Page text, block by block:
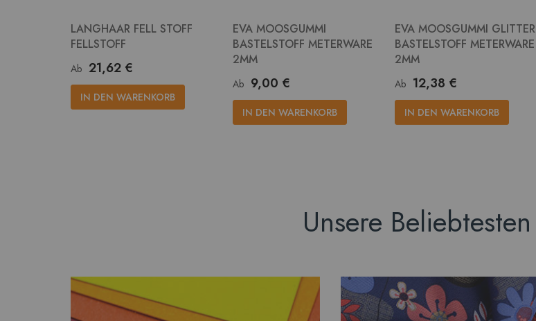
LANGHAAR FELL STOFF
FELLSTOFF
Ab 21,62 €
IN DEN WARENKORB
EVA MOOSGUMMI
BASTELSTOFF METERWARE
2MM
Ab 9,00 €
IN DEN WARENKORB
EVA MOOSGUMMI GLITTER
BASTELSTOFF METERWARE
2MM
Ab 12,38 €
IN DEN WARENKORB
Unsere Beliebtesten